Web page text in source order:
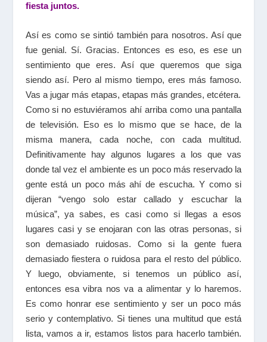
fiesta juntos.
Así es como se sintió también para nosotros. Así que
fue genial. Sí. Gracias. Entonces es eso, es ese un
sentimiento que eres. Así que queremos que siga
siendo así. Pero al mismo tiempo, eres más famoso.
Vas a jugar más etapas, etapas más grandes, etcétera.
Como si no estuviéramos ahí arriba como una pantalla
de televisión. Eso es lo mismo que se hace, de la
misma manera, cada noche, con cada multitud.
Definitivamente hay algunos lugares a los que vas
donde tal vez el ambiente es un poco más reservado la
gente está un poco más ahí de escucha. Y como si
dijeran “vengo solo estar callado y escuchar la
música”, ya sabes, es casi como si llegas a esos
lugares casi y se enojaran con las otras personas, si
son demasiado ruidosas. Como si la gente fuera
demasiado fiestera o ruidosa para el resto del público.
Y luego, obviamente, si tenemos un público así,
entonces esa vibra nos va a alimentar y lo haremos.
Es como honrar ese sentimiento y ser un poco más
serio y contemplativo. Si tienes una multitud que está
lista, vamos a ir, estamos listos para hacerlo también.